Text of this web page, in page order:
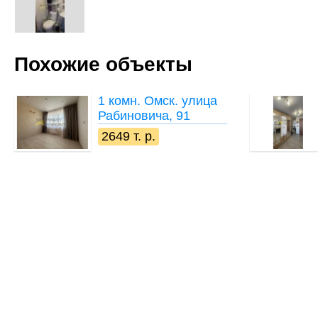
Похожие объекты
1 комн. Омск. улица
Рабиновича, 91
2649 т. р.